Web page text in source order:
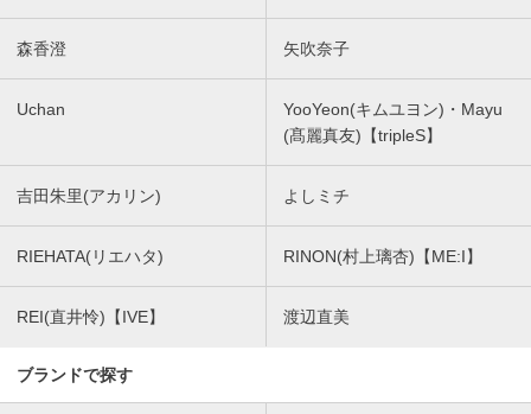
森香澄 矢吹奈子
Uchan
YooYeon(キムユヨン)・Mayu
(髙麗真友)【tripleS】
吉田朱里(アカリン) よしミチ
RIEHATA(リエハタ) RINON(村上璃杏)【ME:I】
REI(直井怜)【IVE】 渡辺直美
ブランドで探す